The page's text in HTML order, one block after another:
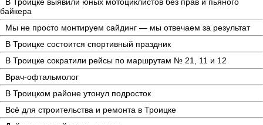
байкера
Мы не просто монтируем сайдинг — мы отвечаем за результат
В Троицке состоится спортивный праздник
В Троицке сократили рейсы по маршрутам № 21, 11 и 12
Врач-офтальмолог
В Троицком районе утонул подросток
Всё для строительства и ремонта в Троицке